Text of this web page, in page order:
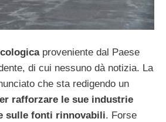
proveniente dal Paese
di cui nessuno dà notizia. La
che sta redigendo un
rafforzare le sue industrie
sulle fonti rinnovabili. Forse